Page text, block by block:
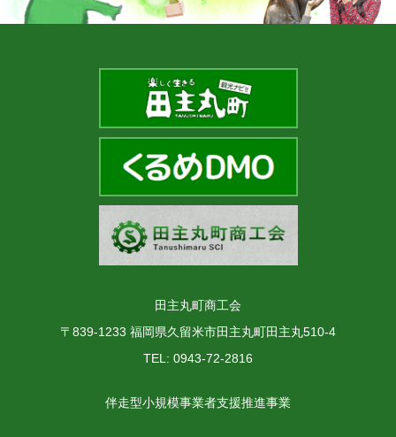
田主丸町商工会
〒839-1233 福岡県久留米市田主丸町田主丸510-4
TEL: 0943-72-2816
伴走型小規模事業者支援推進事業